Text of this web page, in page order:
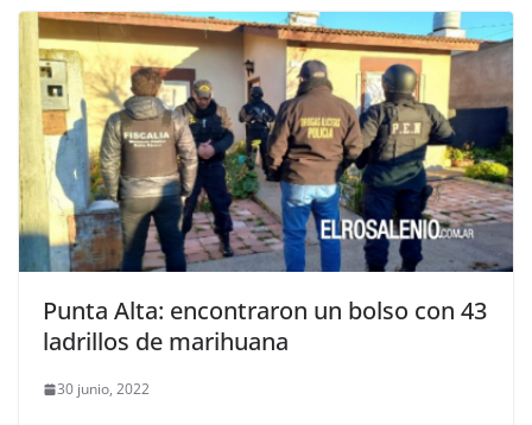
Punta Alta: encontraron un bolso con 43
ladrillos de marihuana
30 junio, 2022